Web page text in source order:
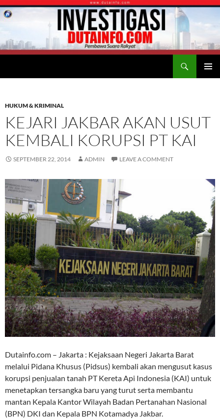
HUKUM & KRIMINAL
KEJARI JAKBAR AKAN USUT
KEMBALI KORUPSI PT KAI
SEPTEMBER 22, 2014 ADMIN LEAVE A COMMENT
Dutainfo.com – Jakarta : Kejaksaan Negeri Jakarta Barat
melalui Pidana Khusus (Pidsus) kembali akan mengusut kasus
korupsi penjualan tanah PT Kereta Api Indonesia (KAI) untuk
menetapkan tersangka baru yang turut serta membantu
mantan Kepala Kantor Wilayah Badan Pertanahan Nasional
(BPN) DKI dan Kepala BPN Kotamadya Jakbar.